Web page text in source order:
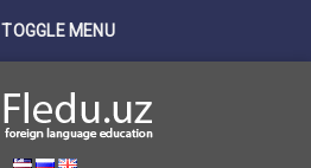
TOGGLE MENU